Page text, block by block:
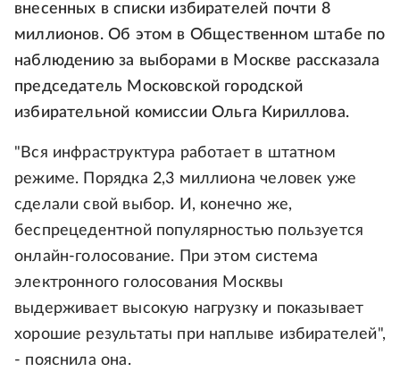
внесенных в списки избирателей почти 8
миллионов. Об этом в Общественном штабе по
наблюдению за выборами в Москве рассказала
председатель Московской городской
избирательной комиссии Ольга Кириллова.
"Вся инфраструктура работает в штатном
режиме. Порядка 2,3 миллиона человек уже
сделали свой выбор. И, конечно же,
беспрецедентной популярностью пользуется
онлайн-голосование. При этом система
электронного голосования Москвы
выдерживает высокую нагрузку и показывает
хорошие результаты при наплыве избирателей",
- пояснила она.